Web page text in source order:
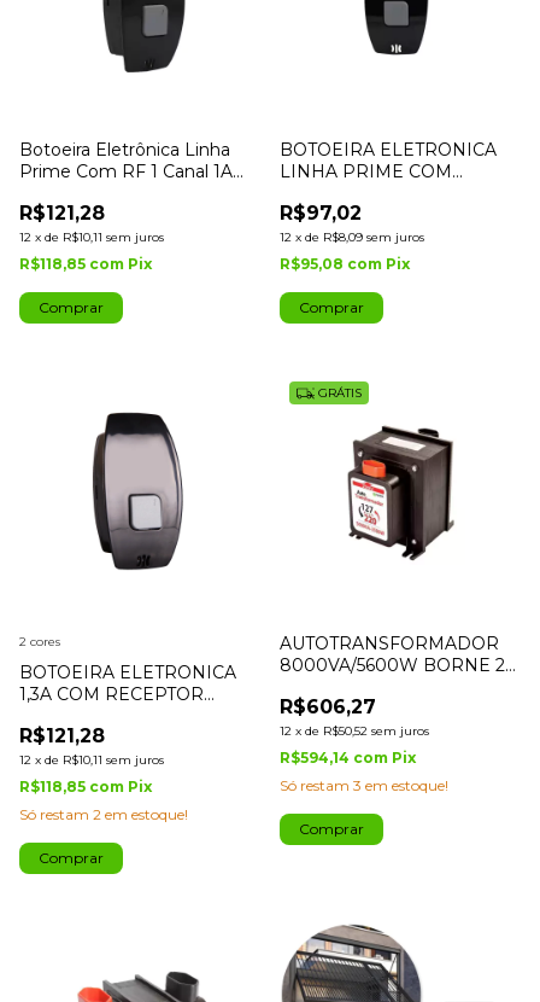
Botoeira Eletrônica Linha
Prime Com RF 1 Canal 1A
R$121,28
12 x de R$10,11 sem juros
R$118,85 com Pix
BOTOEIRA ELETRONICA
LINHA PRIME COM
R$97,02
12 x de R$8,09 sem juros
R$95,08 com Pix
BOTOEIRA ELETRONICA
1,3A COM RECEPTOR
PRIME ACIONADOR F12 RX
TEMPORIZADA - IPEC
R$121,28
12 x de R$10,11 sem juros
R$118,85 com Pix
Só restam 2 em estoque!
2 cores
Comprar
GRÁTIS
AUTOTRANSFORMADOR
8000VA/5600W BORNE 2
R$606,27
12 x de R$50,52 sem juros
R$594,14 com Pix
Só restam 3 em estoque!